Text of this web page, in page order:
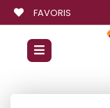
FAVORIS